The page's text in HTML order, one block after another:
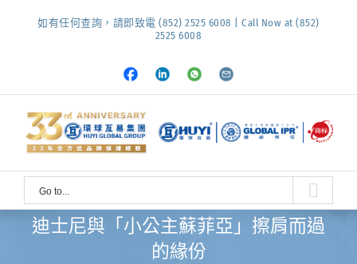
如有任何查詢，請即致電 (852) 2525 6008 | Call Now at (852)
2525 6008
Facebook
LinkedInWhatsapp
Email
Go to...
迪士尼與「小公主蘇菲亞」擦肩而過
的緣份